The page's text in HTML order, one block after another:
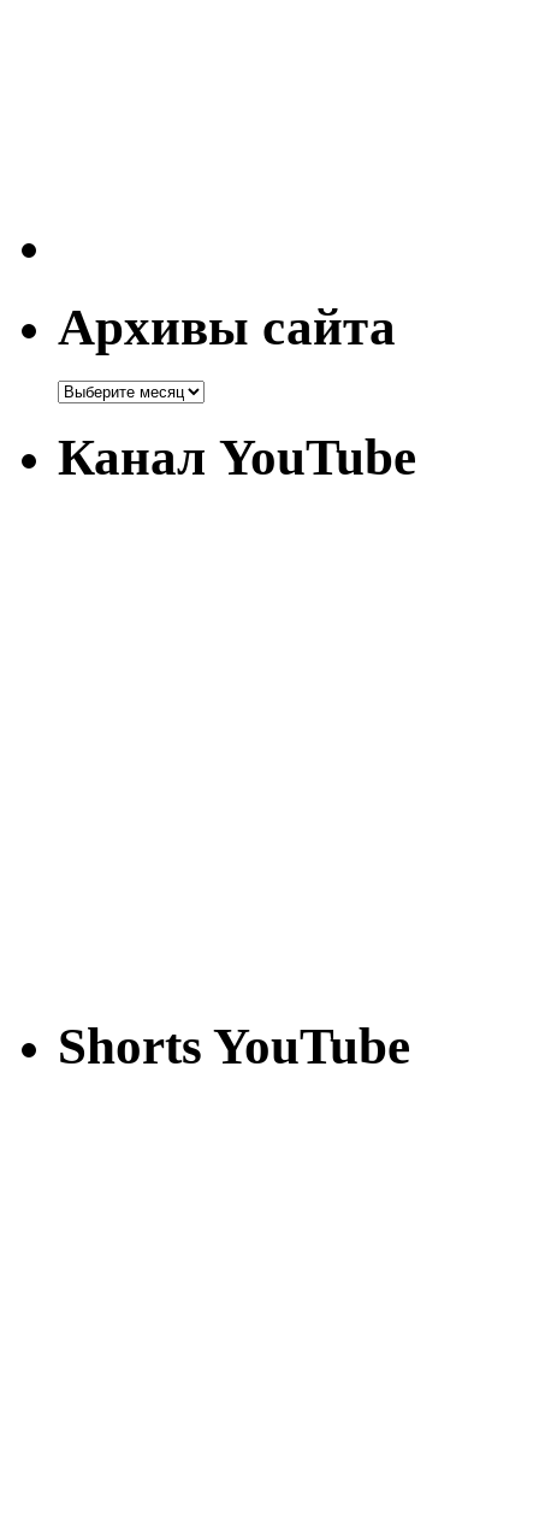
Архивы сайта
Канал YouTube
Shorts YouTube